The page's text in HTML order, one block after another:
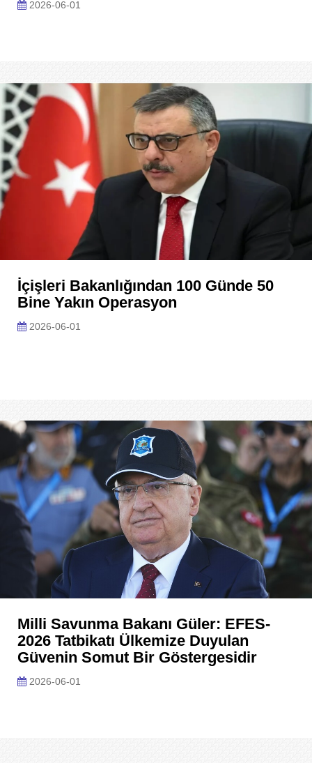
2026-06-01
İçişleri Bakanlığından 100 Günde 50
Bine Yakın Operasyon
2026-06-01
Milli Savunma Bakanı Güler: EFES-
2026 Tatbikatı Ülkemize Duyulan
Güvenin Somut Bir Göstergesidir
2026-06-01